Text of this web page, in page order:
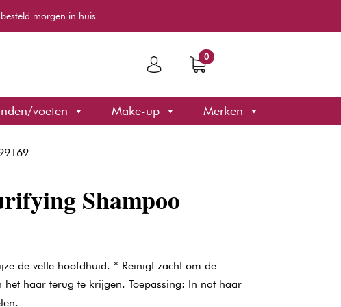
morgen in huis
0
voeten Make-up Merken
Shampoo
de vette hoofdhuid. * Reinigt zacht om de
het haar terug te krijgen. Toepassing: In nat haar